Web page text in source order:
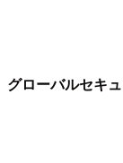
グローバルセキ